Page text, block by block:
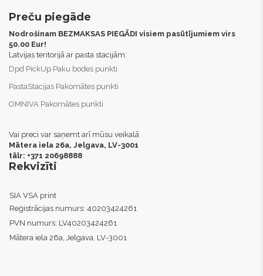
Preču piegāde
Nodrošinam BEZMAKSAS PIEGĀDI visiem pasūtījumiem virs
50.00 Eur!
Latvijas teritorijā ar pasta stacijām:
Dpd PickUp Paku bodes punkti
PastaStacijas Pakomātes punkti
OMNIVA Pakomātes punkti
Vai preci var saņemt arī mūsu veikalā
Mātera iela 26a, Jelgava, LV-3001
tālr: +371 20698888
Rekvizīti
SIA VSA print
Reģistrācijas numurs: 40203424261
PVN numurs: LV40203424261
Mātera iela 26a, Jelgava, LV-3001